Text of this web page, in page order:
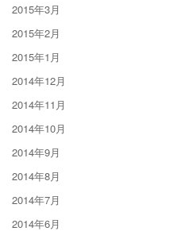
2015年3月
2015年2月
2015年1月
2014年12月
2014年11月
2014年10月
2014年9月
2014年8月
2014年7月
2014年6月